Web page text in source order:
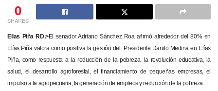
0
SHARES
Elias Piña RD,>El senador Adriano Sánchez Roa afirmó alrededor del 80% en
Elías Piña valora como positiva la gestión del Presidente Danilo Medina en Elías
Piña, como respuesta a la reducción de la pobreza, la revolución educativa, la
salud, el desarrollo agroforestal, el financiamiento de pequeñas empresas, el
impulso a la agropecuaria, la generación de empleos y reducción de la pobreza.